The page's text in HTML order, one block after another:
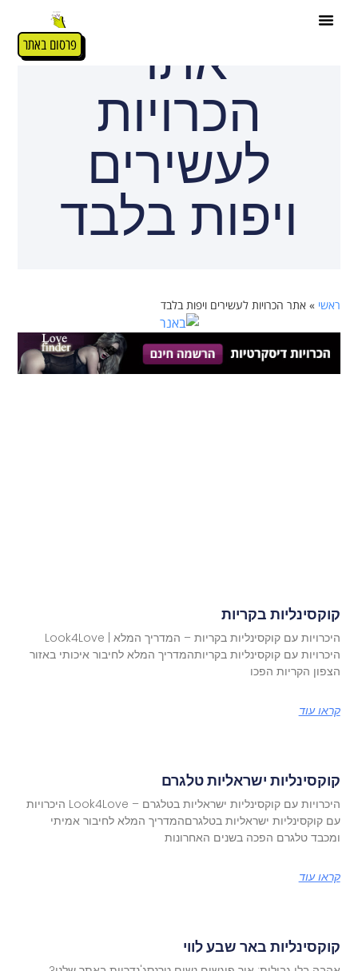
פרסום באתר אתר
הכרויות
לעשירים
ויפות בלבד
ראשי »אתר הכרויות לעשירים ויפות בלבד
קוקסינליות בקריות
היכרויות עם קוקסינליות בקריות – המדריך המלא | Look4Love
היכרויות עם קוקסינליות בקריותהמדריך המלא לחיבור איכותי באזור
הצפון הקריות הפכו
קראו עוד
קוקסינליות ישראליות טלגרם
היכרויות עם קוקסינליות ישראליות בטלגרם – Look4Love היכרויות
עם קוקסינליות ישראליות בטלגרםהמדריך המלא לחיבור אמיתי
ומכבד טלגרם הפכה בשנים האחרונות
קראו עוד
קוקסינליות באר שבע לווי